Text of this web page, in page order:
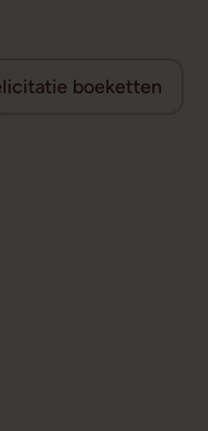
boeketten